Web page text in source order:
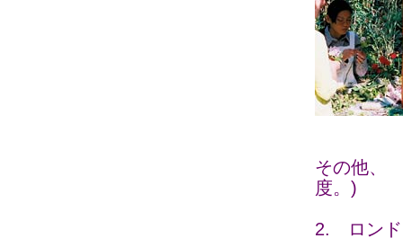
その他
度。)
2. ロン